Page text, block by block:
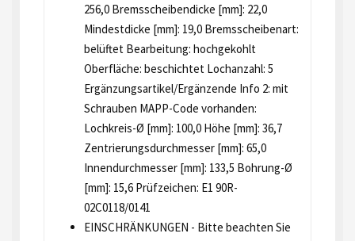
256,0 Bremsscheibendicke [mm]: 22,0
Mindestdicke [mm]: 19,0 Bremsscheibenart:
belüftet Bearbeitung: hochgekohlt
Oberfläche: beschichtet Lochanzahl: 5
Ergänzungsartikel/Ergänzende Info 2: mit
Schrauben MAPP-Code vorhanden:
Lochkreis-Ø [mm]: 100,0 Höhe [mm]: 36,7
Zentrierungsdurchmesser [mm]: 65,0
Innendurchmesser [mm]: 133,5 Bohrung-Ø
[mm]: 15,6 Prüfzeichen: E1 90R-
02C0118/0141
EINSCHRÄNKUNGEN - Bitte beachten Sie